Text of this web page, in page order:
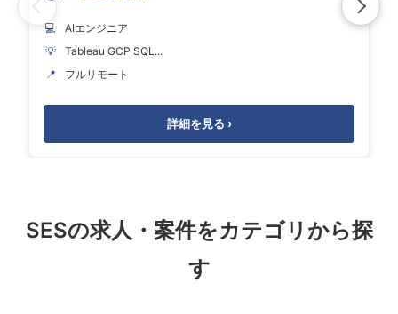
💻
AIエンジニア
💡
Tableau GCP SQL...
📍
フルリモート
詳細を見る ›
SESの求人・案件をカテゴリから探
す